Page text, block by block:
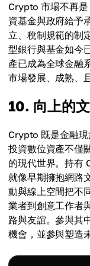
Crypto 市場不再
資基金與政府給予
立、稅制規範的制
型銀行與基金如今
產已成為全球金融
市場發展、成熟、
10. 向上的
Crypto 既是金融現
投資數位資產不僅
的現代世界。持有
就像早期擁抱網路
動與線上空間把不
業者到創意工作者
路與友誼。參與其
機會，並參與塑造